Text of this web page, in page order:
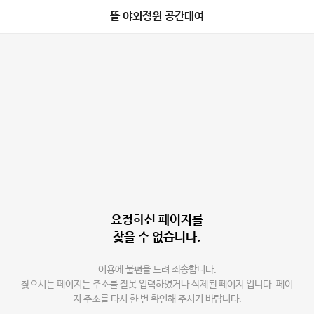
뜰 야외정원 공간대여
요청하신 페이지를
찾을 수 없습니다.
이용에 불편을 드려 죄송합니다.
찾으시는 페이지는 주소를 잘못 입력하였거나 삭제된 페이지 입니다. 페이
지 주소를 다시 한 번 확인해 주시기 바랍니다.